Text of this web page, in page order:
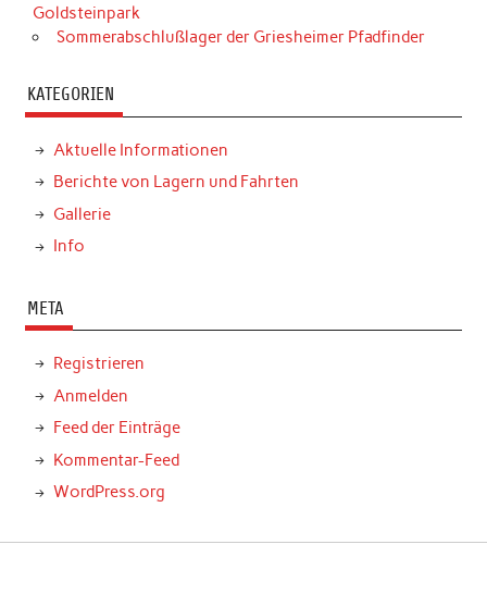
Goldsteinpark
Sommerabschlußlager der Griesheimer Pfadfinder
KATEGORIEN
Aktuelle Informationen
Berichte von Lagern und Fahrten
Gallerie
Info
META
Registrieren
Anmelden
Feed der Einträge
Kommentar-Feed
WordPress.org